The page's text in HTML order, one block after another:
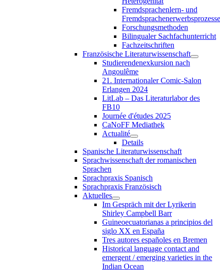
Fremdsprachenlern- und
Fremdsprachenerwerbsprozesse
Forschungsmethoden
Bilingualer Sachfachunterricht
Fachzeitschriften
Französische Literaturwissenschaft
Studierendenexkursion nach
Angoulême
21. Internationaler Comic-Salon
Erlangen 2024
LitLab – Das Literaturlabor des
FB10
Journée d'études 2025
CaNoFF Mediathek
Actualité
Details
Spanische Literaturwissenschaft
Sprachwissenschaft der romanischen
Sprachen
Sprachpraxis Spanisch
Sprachpraxis Französisch
Aktuelles
Im Gespräch mit der Lyrikerin
Shirley Campbell Barr
Guineoecuatorianas a principios del
siglo XX en España
Tres autores españoles en Bremen
Historical language contact and
emergent / emerging varieties in the
Indian Ocean